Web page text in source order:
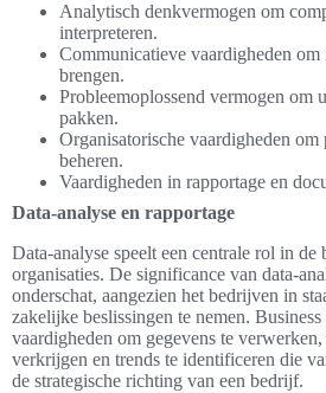
Analytisch denkvermogen om
interpreteren.
Communicatieve vaardigheden
brengen.
Probleemoplossend vermogen om
pakken.
Organisatorische vaardigheden
beheren.
Vaardigheden in rapportage en
Data-analyse en rapportage
Data-analyse speelt een centrale rol in
organisaties. De significance van data-
onderschat, aangezien het bedrijven in
zakelijke beslissingen te nemen.
vaardigheden om gegevens te
verkrijgen en trends te identificeren die
de strategische richting van een bedrijf.